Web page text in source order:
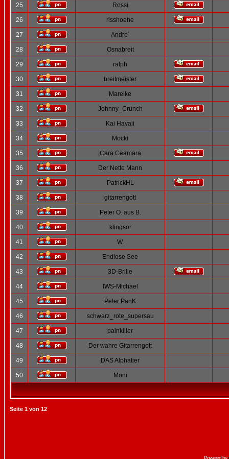
25 Rossi
26 risshoehe
27 Andre´
28 Osnabreit
29 ralph
30 breitmeister
31 Mareike
32 Johnny_Crunch
33 Kai Havaii
34 Mocki
35 Cara Ceamara
36 Der Nette Mann
37 PatrickHL
38 gitarrengott
39 Peter O. aus B.
40 klingsor
41 W.
42 Endlose See
43 3D-Brille
44 IWS-Michael
45 Peter PanK
46 schwarz_rote_supersau
47 painkiller
48 Der wahre Gitarrengott
49 DAS Alphatier
50 Moni
Seite 1 von 12
Powered by